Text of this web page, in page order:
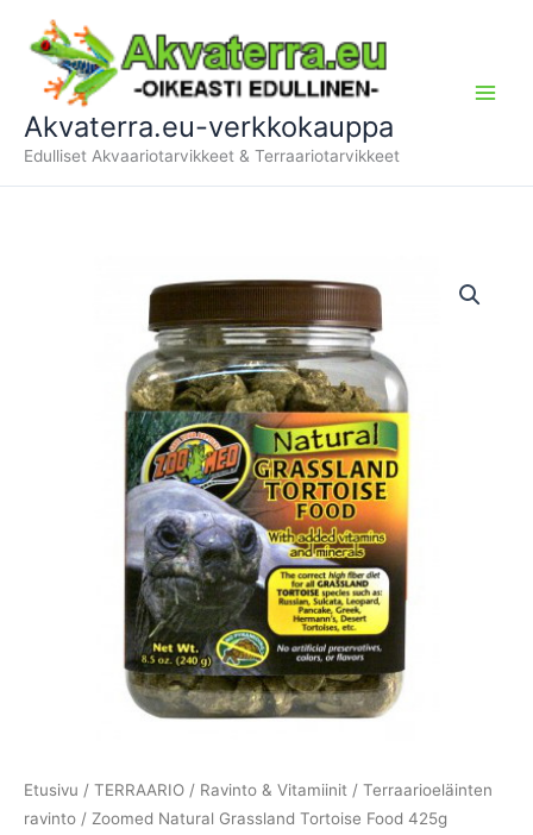
sisältöön
Akvaterra.eu-verkkokauppa
Edulliset Akvaariotarvikkeet & Terraariotarvikkeet
Etusivu / TERRAARIO / Ravinto & Vitamiinit / Terraarioeläinten
ravinto / Zoomed Natural Grassland Tortoise Food 425g